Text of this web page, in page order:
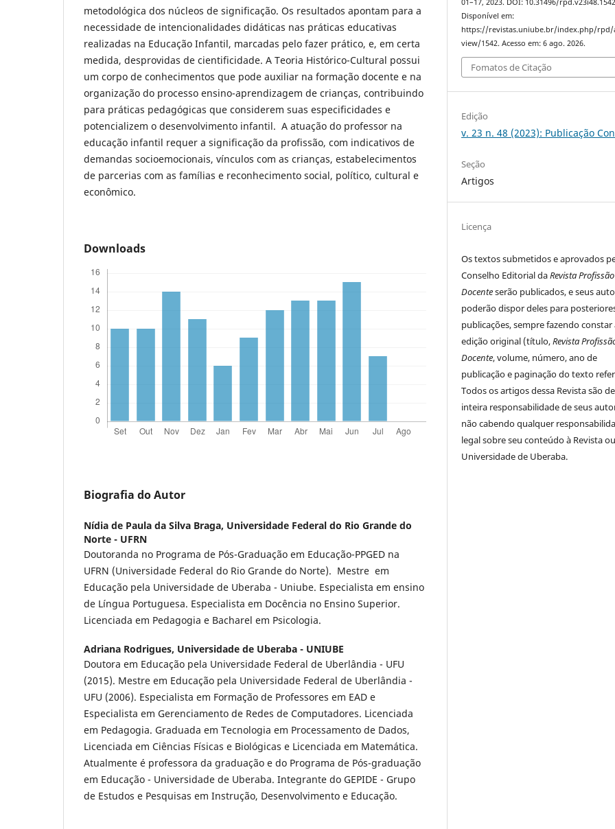
metodológica dos núcleos de significação. Os resultados apontam para a
necessidade de intencionalidades didáticas nas práticas educativas
realizadas na Educação Infantil, marcadas pelo fazer prático, e, em certa
medida, desprovidas de cientificidade. A Teoria Histórico-Cultural possui
um corpo de conhecimentos que pode auxiliar na formação docente e na
organização do processo ensino-aprendizagem de crianças, contribuindo
para práticas pedagógicas que considerem suas especificidades e
potencializem o desenvolvimento infantil. A atuação do professor na
educação infantil requer a significação da profissão, com indicativos de
demandas socioemocionais, vínculos com as crianças, estabelecimentos
de parcerias com as famílias e reconhecimento social, político, cultural e
econômico.
Downloads
Biografia do Autor
Nídia de Paula da Silva Braga, Universidade Federal do Rio Grande do
Norte - UFRN
Doutoranda no Programa de Pós-Graduação em Educação-PPGED na
UFRN (Universidade Federal do Rio Grande do Norte). Mestre em
Educação pela Universidade de Uberaba - Uniube. Especialista em ensino
de Língua Portuguesa. Especialista em Docência no Ensino Superior.
Licenciada em Pedagogia e Bacharel em Psicologia.
Adriana Rodrigues, Universidade de Uberaba - UNIUBE
Doutora em Educação pela Universidade Federal de Uberlândia - UFU
(2015). Mestre em Educação pela Universidade Federal de Uberlândia -
UFU (2006). Especialista em Formação de Professores em EAD e
Especialista em Gerenciamento de Redes de Computadores. Licenciada
em Pedagogia. Graduada em Tecnologia em Processamento de Dados,
Licenciada em Ciências Físicas e Biológicas e Licenciada em Matemática.
Atualmente é professora da graduação e do Programa de Pós-graduação
em Educação - Universidade de Uberaba. Integrante do GEPIDE - Grupo
de Estudos e Pesquisas em Instrução, Desenvolvimento e Educação.
01–17, 2023. DOI: 10.31496/
Disponível em:
https://revistas.uniube.br/index.php/rpd/
view/1542. Acesso em: 6 ago. 2026.
Fomatos de Citação
Edição
v. 23 n. 48 (2023): Publicação
Seção
Artigos
Licença
Os textos submetidos e aprovados
Conselho Editorial daRevista Profissão
Docenteserão publicados, e seus
poderão dispor deles para
publicações, sempre fazendo constar
edição original (título,Revista
Docente, volume, número, ano de
publicação e paginação do texto
Todos os artigos dessa Revista são de
inteira responsabilidade de seus
não cabendo qualquer
legal sobre seu conteúdo à Revista
Universidade de Uberaba.